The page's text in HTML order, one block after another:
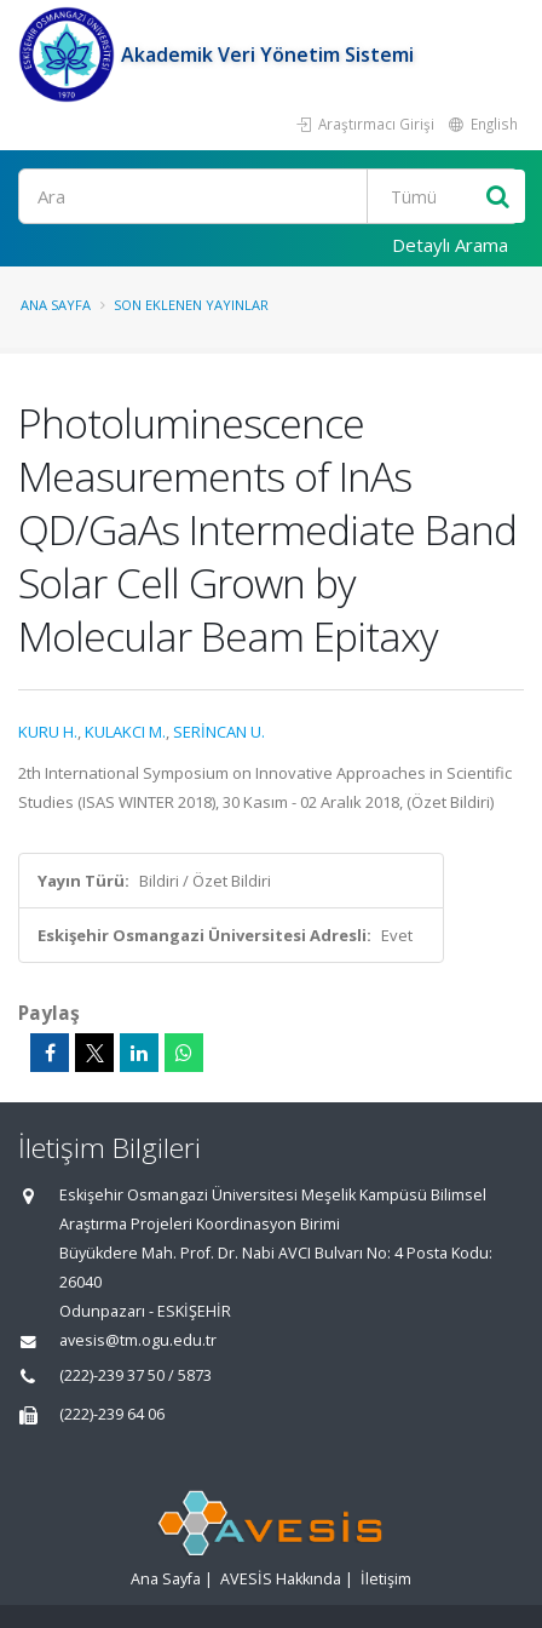
Akademik Veri Yönetim Sistemi
Araştırmacı Girişi English
Ara
Detaylı Arama
ANA SAYFA SON EKLENEN YAYINLAR
Photoluminescence
Measurements of InAs
QD/GaAs Intermediate Band
Solar Cell Grown by
Molecular Beam Epitaxy
KURU H.,KULAKCI M., SERİNCAN U.
2th International Symposium on Innovative Approaches in Scientific
Studies (ISAS WINTER 2018), 30 Kasım - 02 Aralık 2018, (Özet Bildiri)
Yayın Türü: Bildiri / Özet Bildiri
Eskişehir Osmangazi Üniversitesi Adresli: Evet
Paylaş
İletişim Bilgileri
Eskişehir Osmangazi Üniversitesi Meşelik Kampüsü Bilimsel
Araştırma Projeleri Koordinasyon Birimi
Büyükdere Mah. Prof. Dr. Nabi AVCI Bulvarı No: 4 Posta Kodu:
26040
Odunpazarı - ESKİŞEHİR
avesis@tm.ogu.edu.tr
(222)-239 37 50 / 5873
(222)-239 64 06
Ana Sayfa | AVESİS Hakkında | İletişim